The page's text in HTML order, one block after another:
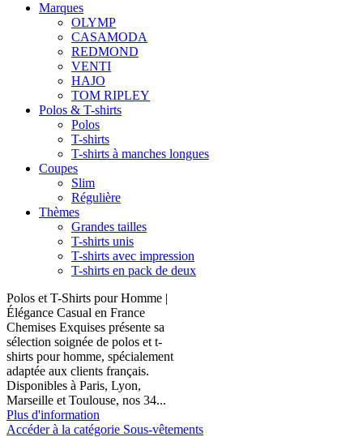
Marques
OLYMP
CASAMODA
REDMOND
VENTI
HAJO
TOM RIPLEY
Polos & T-shirts
Polos
T-shirts
T-shirts à manches longues
Coupes
Slim
Régulière
Thèmes
Grandes tailles
T-shirts unis
T-shirts avec impression
T-shirts en pack de deux
Polos et T-Shirts pour Homme |
Élégance Casual en France
Chemises Exquises présente sa
sélection soignée de polos et t-
shirts pour homme, spécialement
adaptée aux clients français.
Disponibles à Paris, Lyon,
Marseille et Toulouse, nos 34...
Plus d'information
Accéder à la catégorie Sous-vêtements